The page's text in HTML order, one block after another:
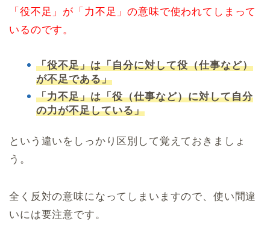
「役不足」が「力不足」の意味で使われてしまって
いるのです。
「役不足」は「自分に対して役（仕事など）
が不足である」
「力不足」は「役（仕事など）に対して自分
の力が不足している」
という違いをしっかり区別して覚えておきましょ
う。
全く反対の意味になってしまいますので、使い間違
いには要注意です。